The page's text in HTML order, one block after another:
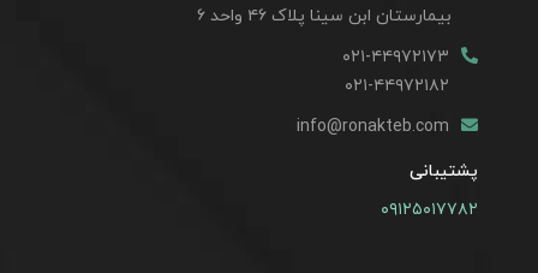
بیمارستان ابن سینا پلاک ۴۶ واحد ۶
۰۲۱-۴۴۹۷۲۱۷۳
۰۲۱-۴۴۹۷۲۱۸۲
info@ronakteb.com
پشتیبانی
۰۹۱۲۵۰۱۷۷۸۲